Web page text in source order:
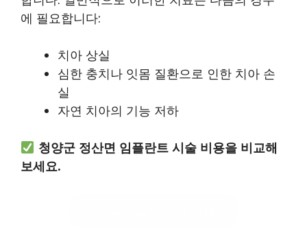
에 필요합니다:
치아 상실
심한 충치나 잇몸 질환으로 인한 치아 손
실
자연 치아의 기능 저하
청양군 정산면 임플란트 시술 비용을 비교해
보세요.